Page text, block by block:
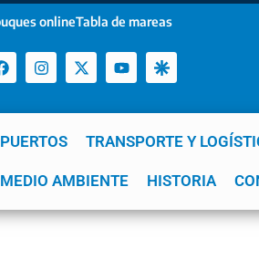
onlineTabla de mareas
PUERTOS TRANSPORTE Y
MEDIO AMBIENTE HISTORIA
YPF GNL Mar del Plata